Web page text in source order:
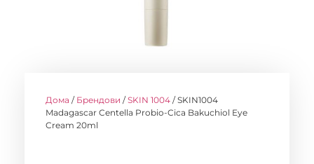
Дома / Брендови /SKIN 1004 / SKIN1004
Madagascar Centella Probio-Cica Bakuchiol Eye
Cream 20ml